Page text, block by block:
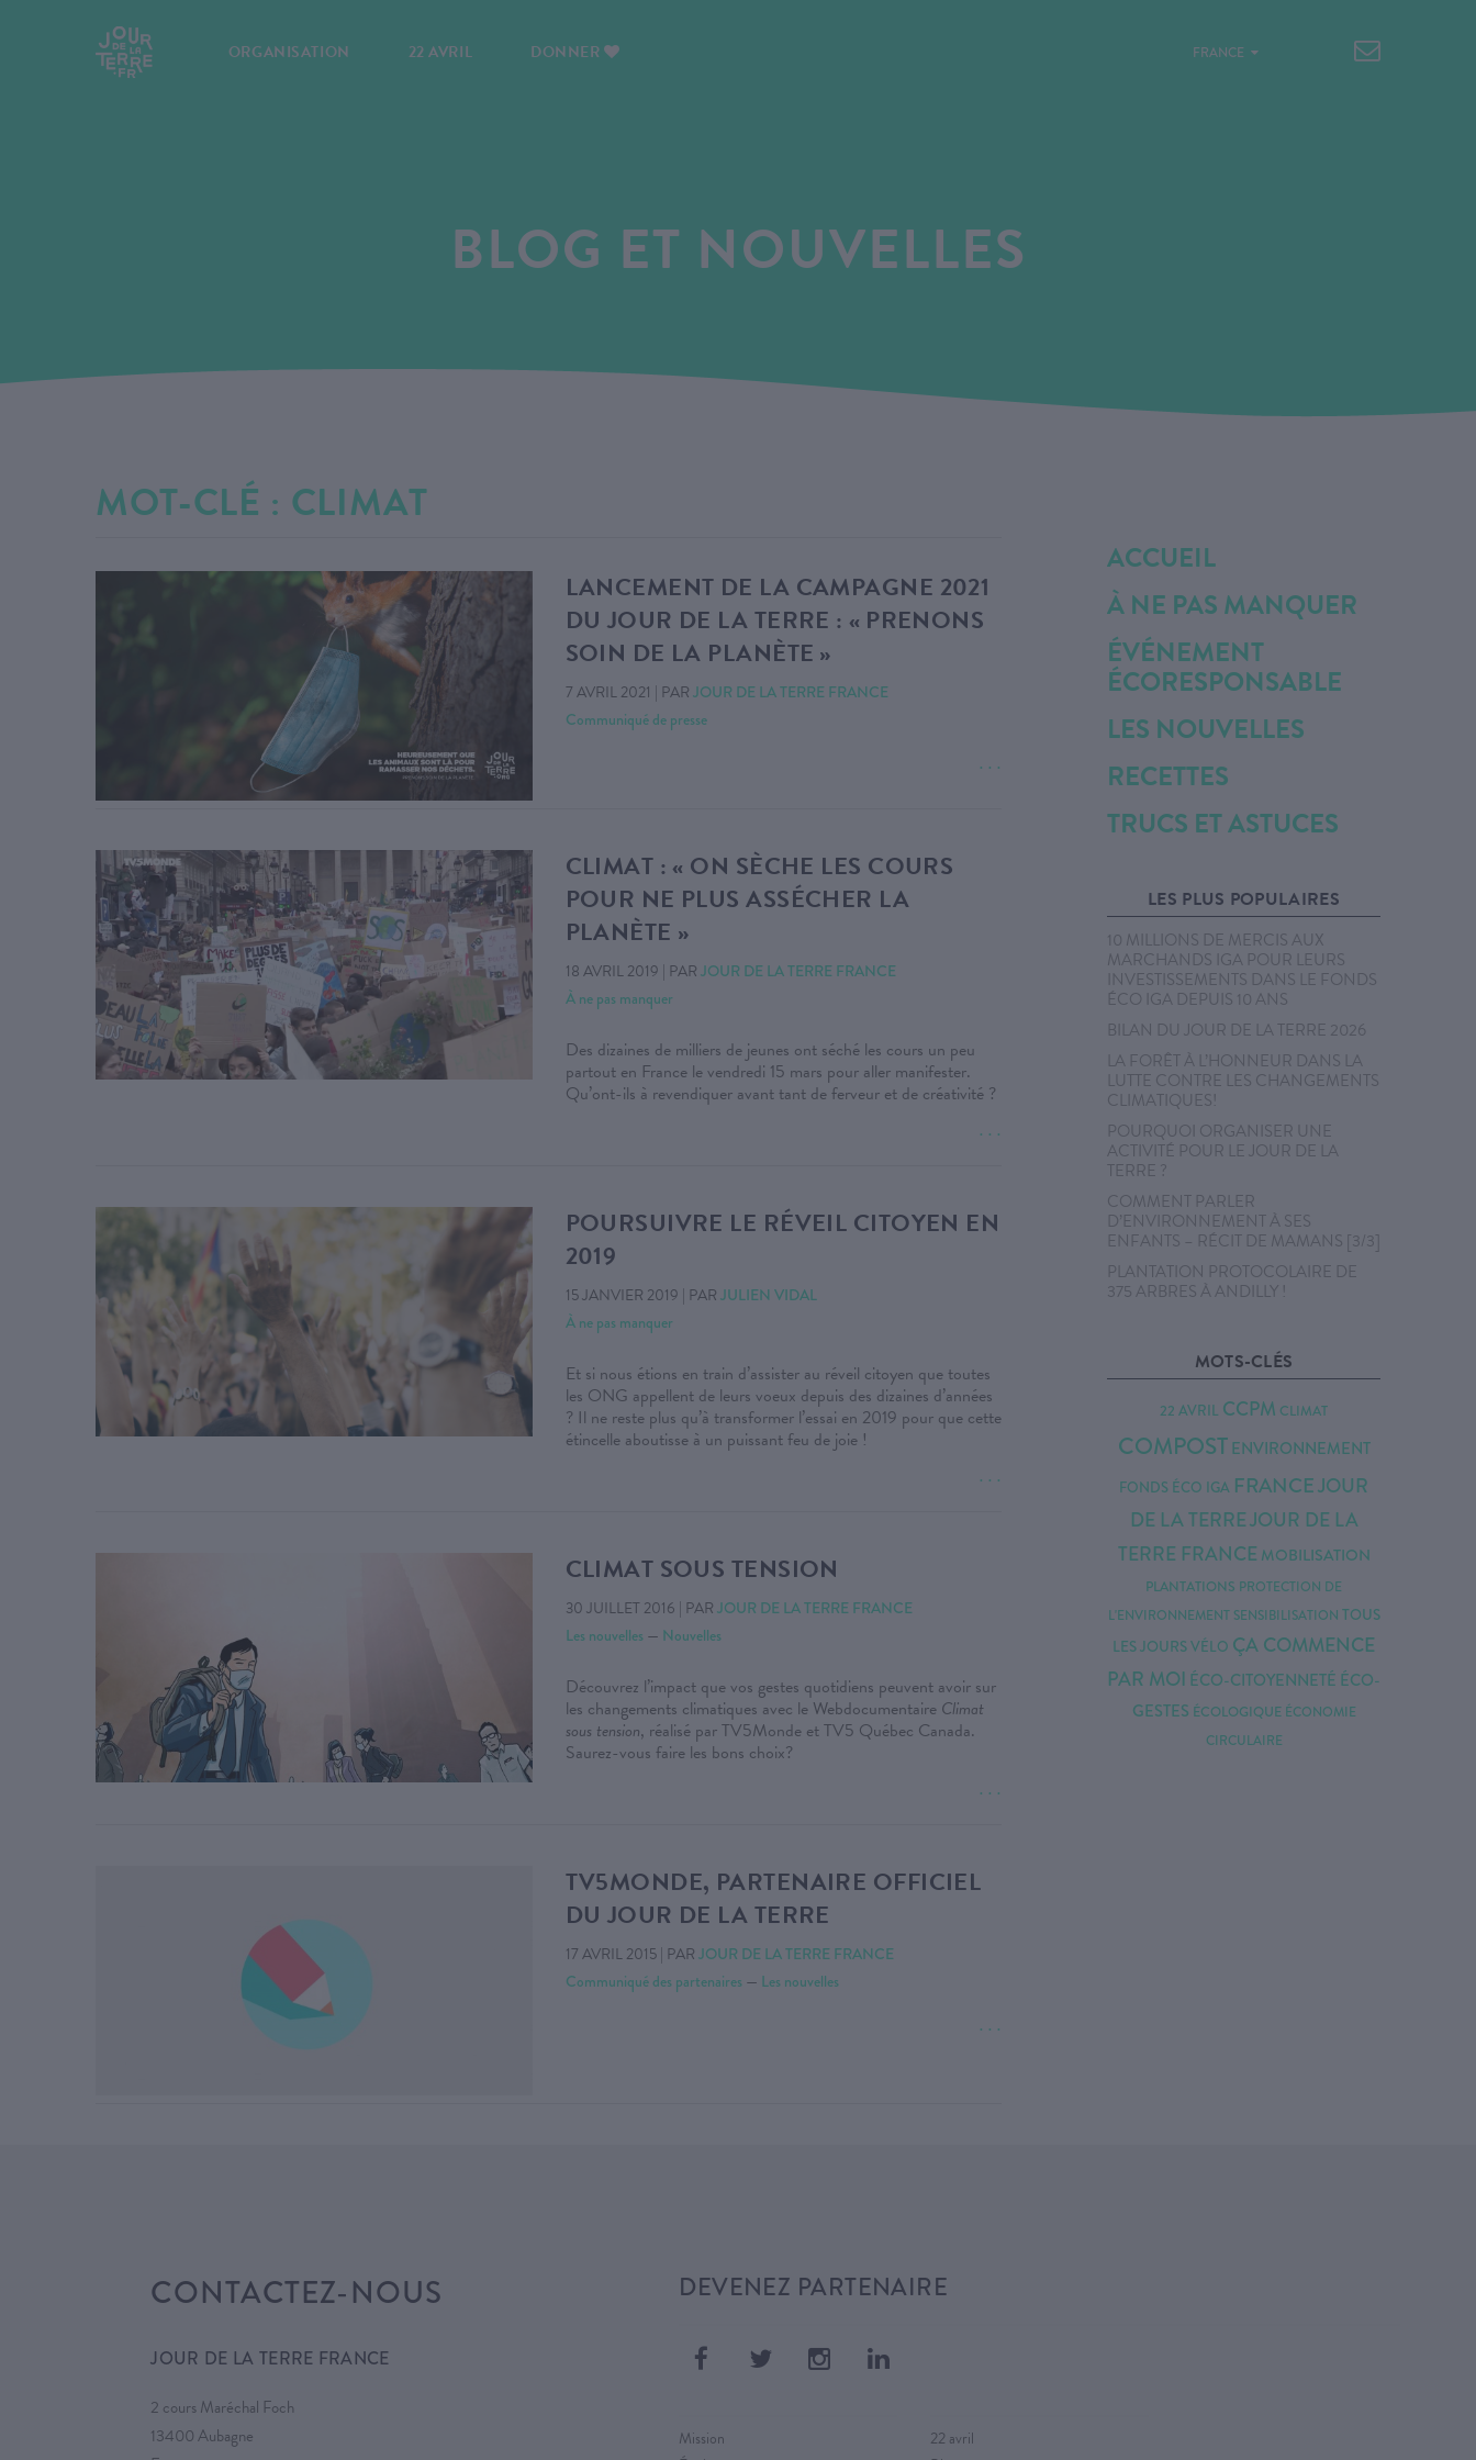
FRANCE
ORGANISATION 22 AVRIL DONNER
BLOG ET NOUVELLES
MOT-CLÉ : CLIMAT
LANCEMENT DE LA CAMPAGNE 2021
DU JOUR DE LA TERRE : « PRENONS
SOIN DE LA PLANÈTE »
7 AVRIL 2021 | PAR JOUR DE LA TERRE FRANCE
Communiqué de presse
. . .
CLIMAT : « ON SÈCHE LES COURS
POUR NE PLUS ASSÉCHER LA
PLANÈTE »
18 AVRIL 2019 | PAR JOUR DE LA TERRE FRANCE
À ne pas manquer
Des dizaines de milliers de jeunes ont séché les cours un peu
partout en France le vendredi 15 mars pour aller manifester.
Qu’ont-ils à revendiquer avant tant de ferveur et de créativité ?
. . .
POURSUIVRE LE RÉVEIL CITOYEN EN
2019
15 JANVIER 2019 | PAR JULIEN VIDAL
À ne pas manquer
Et si nous étions en train d’assister au réveil citoyen que toutes
les ONG appellent de leurs voeux depuis des dizaines d’années
? Il ne reste plus qu’à transformer l’essai en 2019 pour que cette
étincelle aboutisse à un puissant feu de joie !
. . .
CLIMAT SOUS TENSION
30 JUILLET 2016 | PAR JOUR DE LA TERRE FRANCE
Les nouvelles— Nouvelles
Découvrez l’impact que vos gestes quotidiens peuvent avoir sur
les changements climatiques avec le Webdocumentaire Climat
sous tension, réalisé par TV5Monde et TV5 Québec Canada.
Saurez-vous faire les bons choix?
. . .
TV5MONDE, PARTENAIRE OFFICIEL
DU JOUR DE LA TERRE
17 AVRIL 2015| PAR JOUR DE LA TERRE FRANCE
Communiqué des partenaires— Les nouvelles
. . .
ACCUEIL
À NE PAS MANQUER
ÉVÉNEMENT
ÉCORESPONSABLE
LES NOUVELLES
RECETTES
TRUCS ET ASTUCES
LES PLUS POPULAIRES
10 MILLIONS DE MERCIS AUX
MARCHANDS IGA POUR LEURS
INVESTISSEMENTS DANS LE FONDS
ÉCO IGA DEPUIS 10 ANS
BILAN DU JOUR DE LA TERRE 2026
LA FORÊT À L’HONNEUR DANS LA
LUTTE CONTRE LES CHANGEMENTS
CLIMATIQUES!
POURQUOI ORGANISER UNE
ACTIVITÉ POUR LE JOUR DE LA
TERRE ?
COMMENT PARLER
D’ENVIRONNEMENT À SES
ENFANTS – RÉCIT DE MAMANS [3/3]
PLANTATION PROTOCOLAIRE DE
375 ARBRES À ANDILLY !
MOTS-CLÉS
22 AVRIL CCPM CLIMAT
COMPOST ENVIRONNEMENT
FONDS ÉCO IGA FRANCEJOUR
DE LA TERREJOUR DE LA
TERRE FRANCE MOBILISATION
PLANTATIONS PROTECTION DE
L'ENVIRONNEMENT SENSIBILISATION TOUS
LES JOURSVÉLO ÇA COMMENCE
PAR MOI ÉCO-CITOYENNETÉ ÉCO-
GESTES ÉCOLOGIQUE ÉCONOMIE
CIRCULAIRE
CONTACTEZ-NOUS
JOUR DE LA TERRE FRANCE
2 cours Maréchal Foch
13400 Aubagne
DEVENEZ PARTENAIRE
Mission
22 avril